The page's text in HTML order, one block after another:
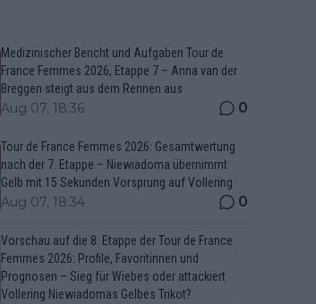
Medizinischer Bericht und Aufgaben Tour de
France Femmes 2026, Etappe 7 – Anna van der
Breggen steigt aus dem Rennen aus
Aug 07, 18:36 0
Tour de France Femmes 2026: Gesamtwertung
nach der 7. Etappe – Niewiadoma übernimmt
Gelb mit 15 Sekunden Vorsprung auf Vollering
Aug 07, 18:34 0
Vorschau auf die 8. Etappe der Tour de France
Femmes 2026: Profile, Favoritinnen und
Prognosen – Sieg für Wiebes oder attackiert
Vollering Niewiadomas Gelbes Trikot?